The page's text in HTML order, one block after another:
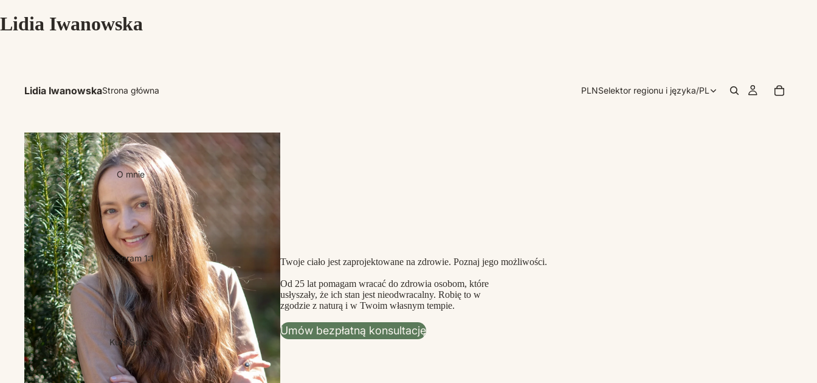
Lidia Iwanowska
Lidia IwanowskaStrona główna
O mnie
Program 1:1
Kurs Serca
PLNSelektor regionu i języka/PL
Twoje ciało jest zaprojektowane na zdrowie. Poznaj jego możliwości.
Od 25 lat pomagam wracać do zdrowia osobom, które
usłyszały, że ich stan jest nieodwracalny. Robię to w
zgodzie z naturą i w Twoim własnym tempie.
Umów bezpłatną konsultację